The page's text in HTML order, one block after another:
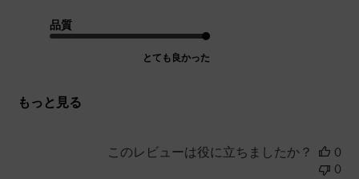
品質
とても良かった
もっと見る
このレビューは役に立ちましたか？
0
0